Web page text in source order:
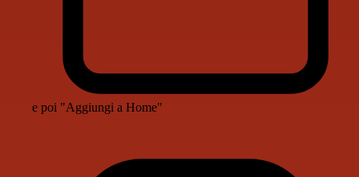
e poi "Aggiungi a Home"